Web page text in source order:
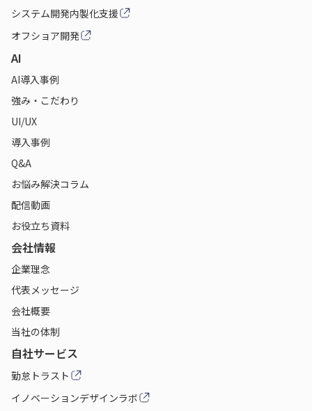
システム開発内製化支援
オフショア開発
AI
AI導入事例
強み・こだわり
UI/UX
導入事例
Q&A
お悩み解決コラム
配信動画
お役立ち資料
会社情報
企業理念
代表メッセージ
会社概要
当社の体制
自社サービス
勤怠トラスト
イノベーションデザインラボ